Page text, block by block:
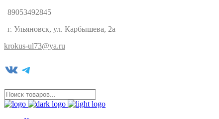
89053492845
г. Ульяновск, ул. Карбышева, 2а
krokus-ul73@ya.ru
VK Telegram